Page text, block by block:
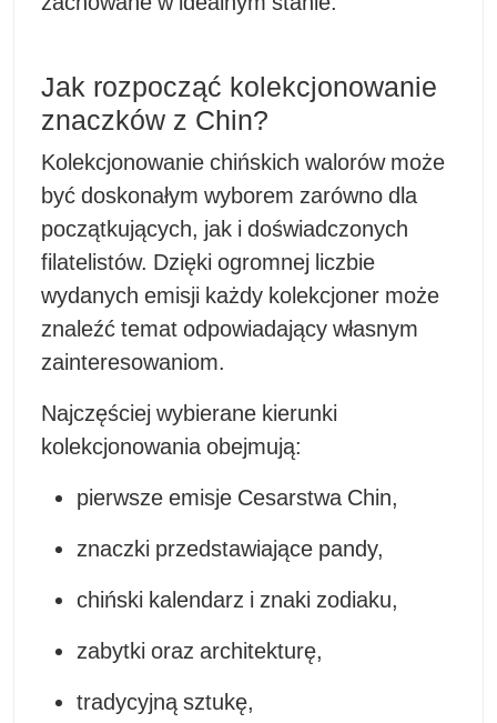
Jak rozpocząć kolekcjonowanie
znaczków z Chin?
Kolekcjonowanie chińskich walorów może
być doskonałym wyborem zarówno dla
początkujących, jak i doświadczonych
filatelistów. Dzięki ogromnej liczbie
wydanych emisji każdy kolekcjoner może
znaleźć temat odpowiadający własnym
zainteresowaniom.
Najczęściej wybierane kierunki
kolekcjonowania obejmują:
pierwsze emisje Cesarstwa Chin,
znaczki przedstawiające pandy,
chiński kalendarz i znaki zodiaku,
zabytki oraz architekturę,
tradycyjną sztukę,